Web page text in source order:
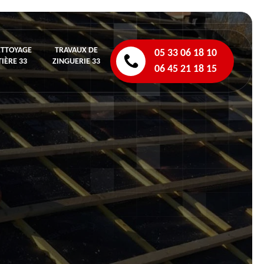
33
TRAVAUX DE
ZINGUERIE 33
05 33 06 18 10
06 45 21 18 15